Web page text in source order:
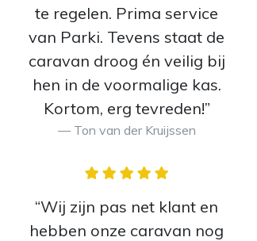
te regelen. Prima service
van Parki. Tevens staat de
caravan droog én veilig bij
hen in de voormalige kas.
Kortom, erg tevreden!”
Ton van der Kruijssen
“Wij zijn pas net klant en
hebben onze caravan nog